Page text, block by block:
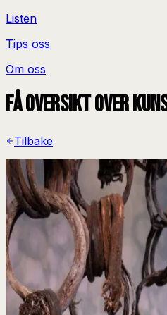
Listen
Tips oss
Om oss
Få oversikt over
Tilbake